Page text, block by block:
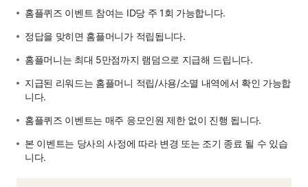
홈플퀴즈 이벤트 참여는 ID당 주 1회 가능합니다.
정답을 맞히면 홈플머니가 적립됩니다.
홈플머니는 최대 5만점까지 램덤으로 지급해 드립니다.
지급된 리워드는 홈플머니 적립/사용/소멸 내역에서 확인 가능합
니다.
홈플퀴즈 이벤트는 매주 응모인원 제한 없이 진행 됩니다.
본 이벤트는 당사의 사정에 따라 변경 또는 조기 종료 될 수 있습
니다.